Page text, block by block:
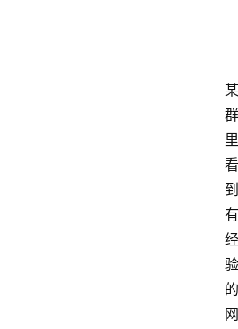
某
群
里
看
到
有
经
验
的
网